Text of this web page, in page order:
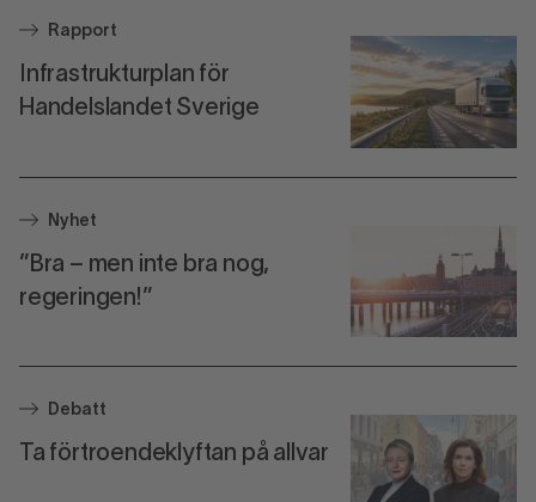
Rapport
Infrastrukturplan för
Handelslandet Sverige
Nyhet
”Bra – men inte bra nog,
regeringen!”
Debatt
Ta förtroendeklyftan på allvar